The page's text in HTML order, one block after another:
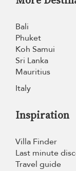
Bali
Phuket
Koh Samui
Sri Lanka
Mauritius
Italy
Inspiration
Villa Finder
Last minute
Travel guide